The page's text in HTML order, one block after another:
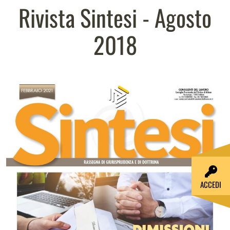
Rivista Sintesi - Agosto
2018
ACCEDI